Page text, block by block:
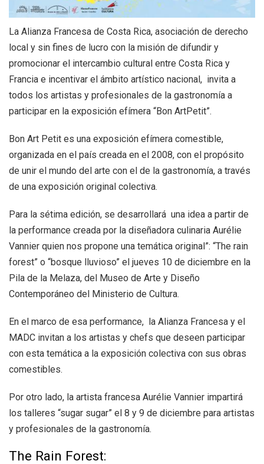
+ DIRECTORIOS | Tiendas de diseño
+ MESA EJECUTIVA DE ARTES VISUALES
+ SALA DE PRENSA
La Alianza Francesa de Costa Rica, asociación de derecho
local y sin fines de lucro con la misión de difundir y
promocionar el intercambio cultural entre Costa Rica y
Francia e incentivar el ámbito artístico nacional, invita a
todos los artistas y profesionales de la gastronomía a
participar en la exposición efímera “Bon ArtPetit”.
Bon Art Petit es una exposición efímera comestible,
organizada en el país creada en el 2008, con el propósito
de unir el mundo del arte con el de la gastronomía, a través
de una exposición original colectiva.
Para la sétima edición, se desarrollará una idea a partir de
la performance creada por la diseñadora culinaria Aurélie
Vannier quien nos propone una temática original”: “The rain
forest” o “bosque lluvioso” el jueves 10 de diciembre en la
Pila de la Melaza, del Museo de Arte y Diseño
Contemporáneo del Ministerio de Cultura.
En el marco de esa performance, la Alianza Francesa y el
MADC invitan a los artistas y chefs que deseen participar
con esta temática a la exposición colectiva con sus obras
comestibles.
Por otro lado, la artista francesa Aurélie Vannier impartirá
los talleres “sugar sugar” el 8 y 9 de diciembre para artistas
y profesionales de la gastronomía.
The Rain Forest: